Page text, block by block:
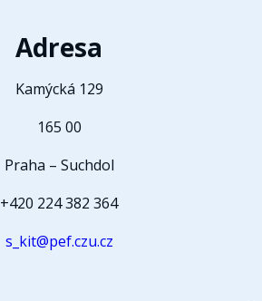
Adresa
Kamýcká 129
165 00
Praha – Suchdol
+420 224 382 364
s_kit@pef.czu.cz